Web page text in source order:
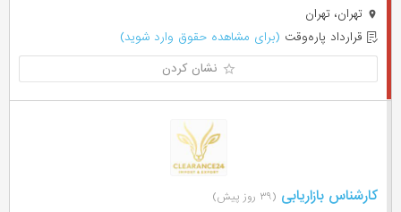
تهران، تهران
قرارداد پاره‌وقت (برای مشاهده حقوق وارد شوید)
نشان کردن
کارشناس بازاریابی (۳۹ روز پیش)